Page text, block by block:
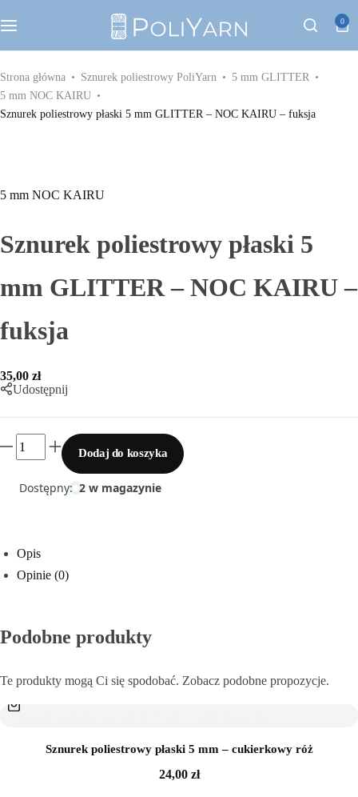
0
Strona główna Sznurek poliestrowy PoliYarn
5 mm GLITTER
5 mm NOC KAIRU
Sznurek poliestrowy płaski 5 mm GLITTER – NOC KAIRU – fuksja
5 mm NOC KAIRU
Sznurek poliestrowy płaski 5
mm GLITTER – NOC KAIRU –
fuksja
35,00 zł
Udostępnij
Dodaj do koszyka
Dostępny: 2 w magazynie
Opis
Opinie (0)
Podobne produkty
Te produkty mogą Ci się spodobać. Zobacz podobne propozycje.
Sznurek poliestrowy płaski 5 mm – cukierkowy róż
24,00 zł
Zestawy z YouTube
Galanteria skórzana
Paski do torebek
Eko skóra
Dodatki do torebek
Sklejka
Rafia
Przędza T-shirt Yarn